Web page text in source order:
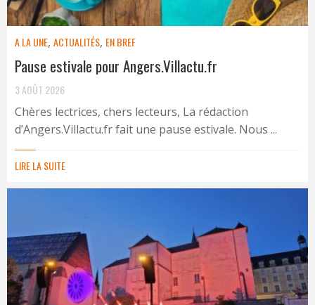
A LA UNE, ACTUALITÉS, EN BREF
Pause estivale pour Angers.Villactu.fr
3 AOÛT 2026
Chères lectrices, chers lecteurs, La rédaction
d’Angers.Villactu.fr fait une pause estivale. Nous ...
LIRE LA SUITE